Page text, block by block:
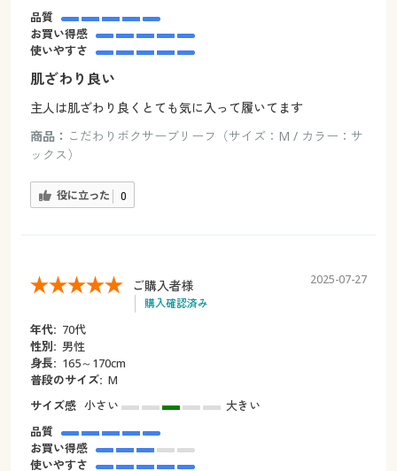
品質
お買い得感
使いやすさ
肌ざわり良い
主人は肌ざわり良くとても気に入って履いてます
商品： こだわりボクサーブリーフ（サイズ：M / カラー：サ
ックス）
役に立った 0
ご購入者様
購入確認済み
2025-07-27
年代: 70代
性別: 男性
身長: 165～170cm
普段のサイズ: M
サイズ感 小さい
大きい
品質
お買い得感
使いやすさ